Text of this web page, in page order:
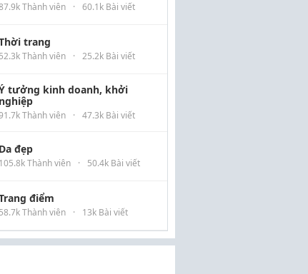
Thành viên · 60.1k Bài viết
trang
52.3k Thành viên · 25.2k Bài viết
tưởng kinh doanh, khởi
nghiệp
Thành viên · 47.3k Bài viết
Da đẹp
105.8k Thành viên · 50.4k Bài viết
điểm
58.7k Thành viên · 13k Bài viết